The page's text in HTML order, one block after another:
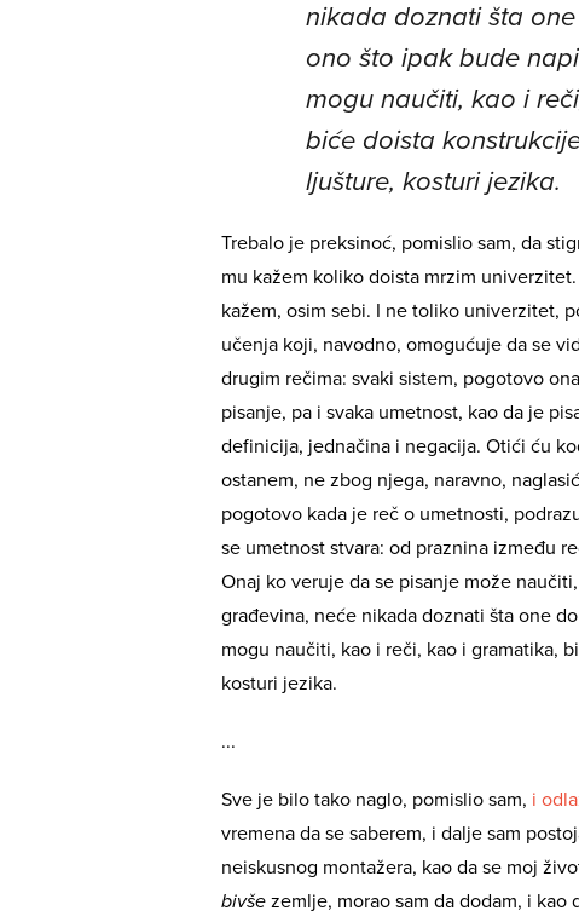
nikada doznati šta
ono što ipak bude
mogu naučiti, kao i
biće doista
ljušture, kosturi jezika.
Trebalo je preksinoć, pomislio sam, da
mu kažem koliko doista mrzim
kažem, osim sebi. I ne toliko univerzitet,
učenja koji, navodno, omogućuje da se
drugim rečima: svaki sistem, pogotovo
pisanje, pa i svaka umetnost, kao da je
definicija, jednačina i negacija. Otići ću
ostanem, ne zbog njega, naravno,
pogotovo kada je reč o umetnosti,
se umetnost stvara: od praznina između
Onaj ko veruje da se pisanje može
građevina, neće nikada doznati šta one
mogu naučiti, kao i reči, kao i gramatika,
kosturi jezika.
...
Sve je bilo tako naglo, pomislio sam, i
vremena da se saberem, i dalje sam
neiskusnog montažera, kao da se moj
bivše zemlje, morao sam da dodam, i